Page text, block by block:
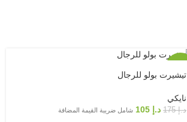
تيشيرت بولو للرجال
نايكي
د.إ175 د.إ شامل ضريبة القيمة المضافة